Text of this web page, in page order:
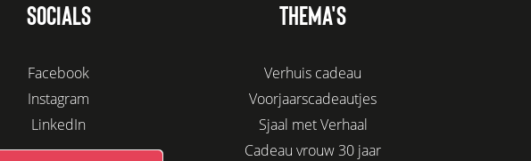
SOCIALS
Facebook
Instagram
LinkedIn
THEMA'S
Verhuis cadeau
Voorjaarscadeautjes
Sjaal met Verhaal
Cadeau vrouw 30 jaar